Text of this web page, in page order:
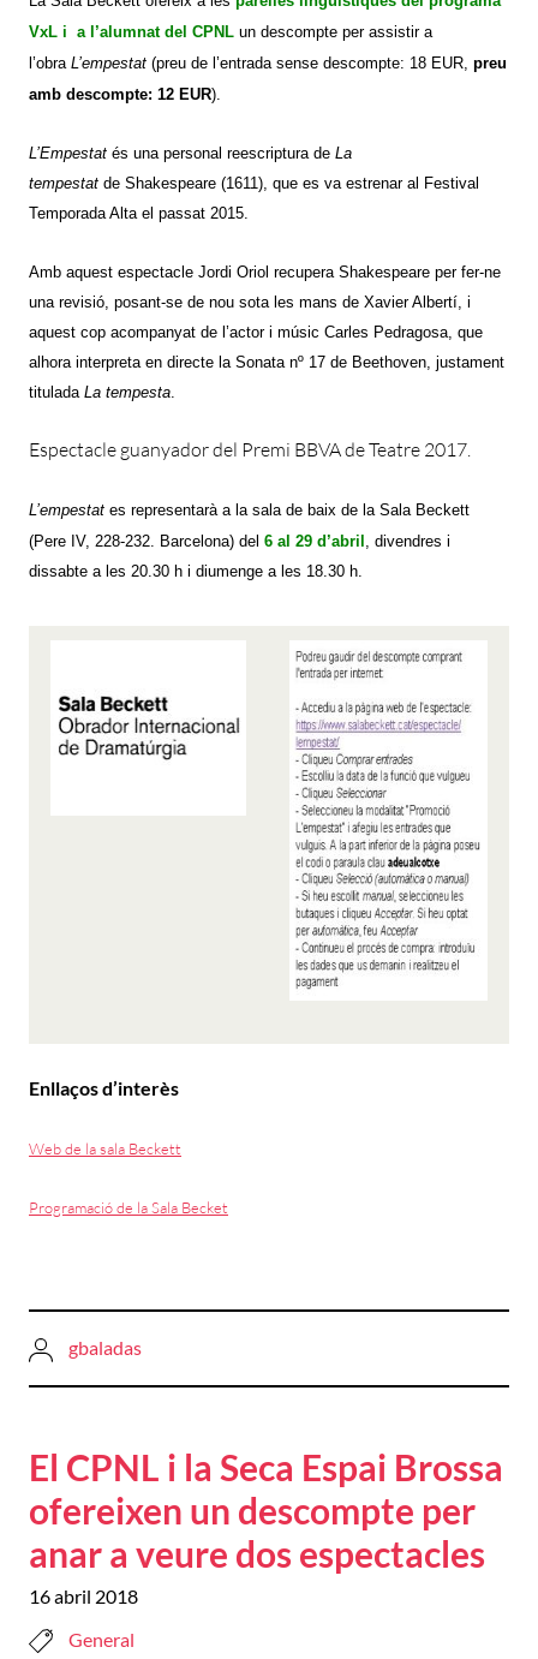
VxL i a l’alumnat del CPNL un descompte per assistir a
l’obra L’empestat (preu de l’entrada sense descompte: 18 EUR, preu
amb descompte: 12 EUR).
L’Empestat és una personal reescriptura de La
tempestat de Shakespeare (1611), que es va estrenar al Festival
Temporada Alta el passat 2015.
Amb aquest espectacle Jordi Oriol recupera Shakespeare per fer-ne
una revisió, posant-se de nou sota les mans de Xavier Albertí, i
aquest cop acompanyat de l’actor i músic Carles Pedragosa, que
alhora interpreta en directe la Sonata nº 17 de Beethoven, justament
titulada La tempesta.
Espectacle guanyador del Premi BBVA de Teatre 2017.
L’empestat es representarà a la sala de baix de la Sala Beckett
(Pere IV, 228-232. Barcelona) del 6 al 29 d’abril , divendres i
dissabte a les 20.30 h i diumenge a les 18.30 h.
Enllaços d’interès
Web de la sala Beckett
Programació de la Sala Becket
gbaladas
El CPNL i la Seca Espai Brossa
ofereixen un descompte per
anar a veure dos espectacles
16 abril 2018
General